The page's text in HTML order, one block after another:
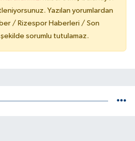
Yazılan yorumlardan
/ Rizespor Haberleri / Son
sorumlu tutulamaz.